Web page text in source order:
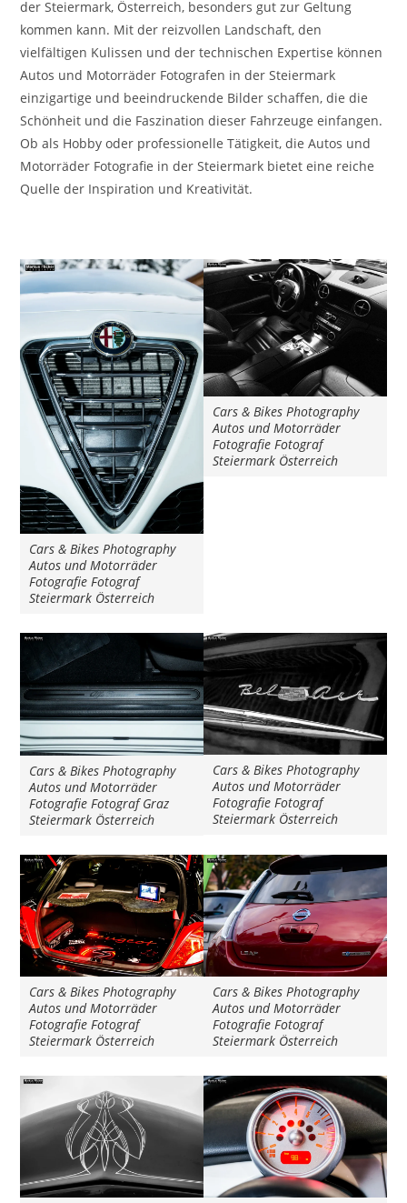
der Steiermark, Österreich, besonders gut zur Geltung
kommen kann. Mit der reizvollen Landschaft, den
vielfältigen Kulissen und der technischen Expertise können
Autos und Motorräder Fotografen in der Steiermark
einzigartige und beeindruckende Bilder schaffen, die die
Schönheit und die Faszination dieser Fahrzeuge einfangen.
Ob als Hobby oder professionelle Tätigkeit, die Autos und
Motorräder Fotografie in der Steiermark bietet eine reiche
Quelle der Inspiration und Kreativität.
Cars & Bikes Photography
Autos und Motorräder
Fotografie Fotograf
Steiermark Österreich
Cars & Bikes Photography
Autos und Motorräder
Fotografie Fotograf
Steiermark Österreich
Cars & Bikes Photography
Autos und Motorräder
Fotografie Fotograf Graz
Steiermark Österreich
Cars & Bikes Photography
Autos und Motorräder
Fotografie Fotograf
Steiermark Österreich
Cars & Bikes Photography
Autos und Motorräder
Fotografie Fotograf
Steiermark Österreich
Cars & Bikes Photography
Autos und Motorräder
Fotografie Fotograf
Steiermark Österreich